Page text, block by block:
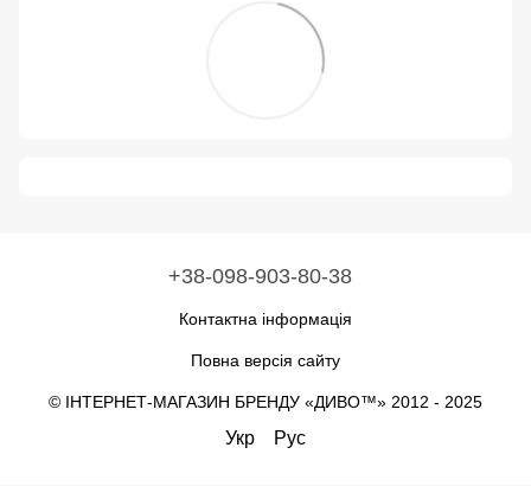
+38-098-903-80-38
Контактна інформація
Повна версія сайту
© ІНТЕРНЕТ-МАГАЗИН БРЕНДУ «ДИВО™» 2012 - 2025
Укр Рус